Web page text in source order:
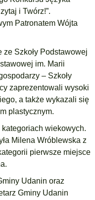
i Twórz!”.
Patronatem Wójta
Szkoły Podstawowej
im. Marii
– Szkoły
zaprezentowali wysoki
a także wykazali się
plastycznym.
wiekowych.
Milena Wróblewska z
pierwsze miejsce
Udanin oraz
Gminy Udanin